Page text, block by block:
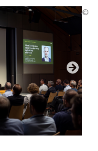
©